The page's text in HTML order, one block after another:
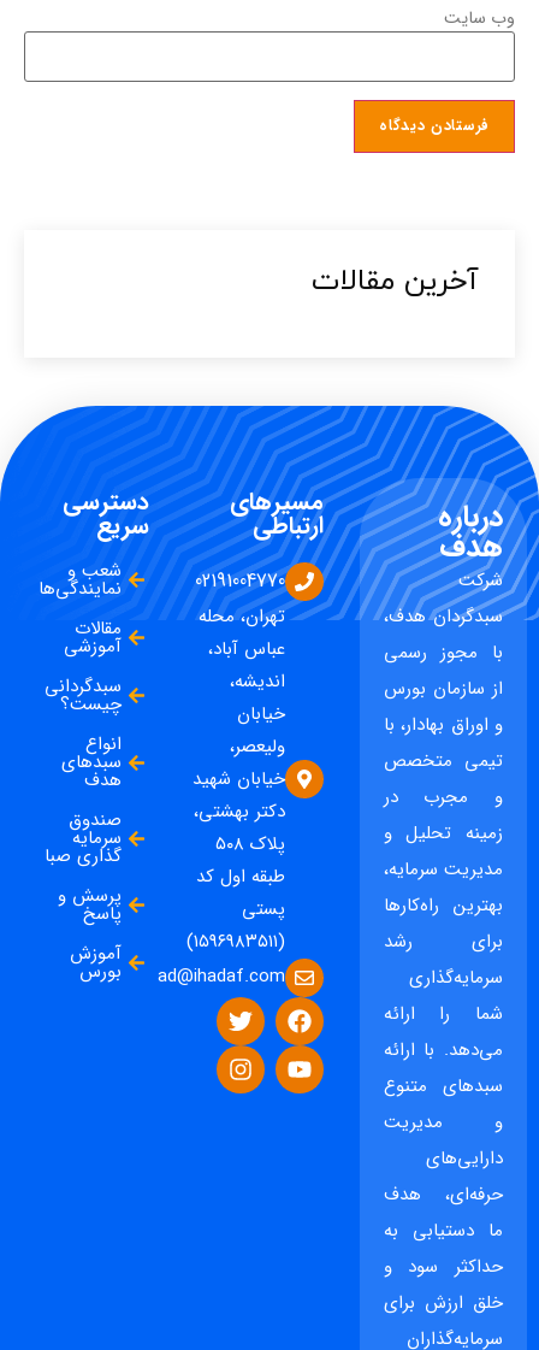
وب‌ سایت
آخرین مقالات​
درباره
هدف
شرکت
سبدگردان هدف،
با مجوز رسمی
از سازمان بورس
و اوراق بهادار، با
تیمی متخصص
و مجرب در
زمینه تحلیل و
مدیریت سرمایه،
بهترین راه‌کارها
برای رشد
سرمایه‌گذاری
شما را ارائه
می‌دهد. با ارائه
سبدهای متنوع
و مدیریت
دارایی‌های
حرفه‌ای، هدف
ما دستیابی به
حداکثر سود و
خلق ارزش برای
سرمایه‌گذاران
مسیرهای
ارتباطی
02191004770
تهران، محله
عباس آباد،
اندیشه،
خیابان
ولیعصر،
خیابان شهید
دکتر بهشتی،
پلاک ۵۰۸
طبقه اول کد
پستی
(۱۵۹۶۹۸۳۵۱۱)
ad@ihadaf.com
دسترسی
سریع
شعب و
نمایندگی‌ها
مقالات
آموزشی
سبدگردانی
چیست؟
انواع
سبدهای
هدف
صندوق
سرمایه
گذاری صبا
پرسش و
پاسخ
آموزش
بورس